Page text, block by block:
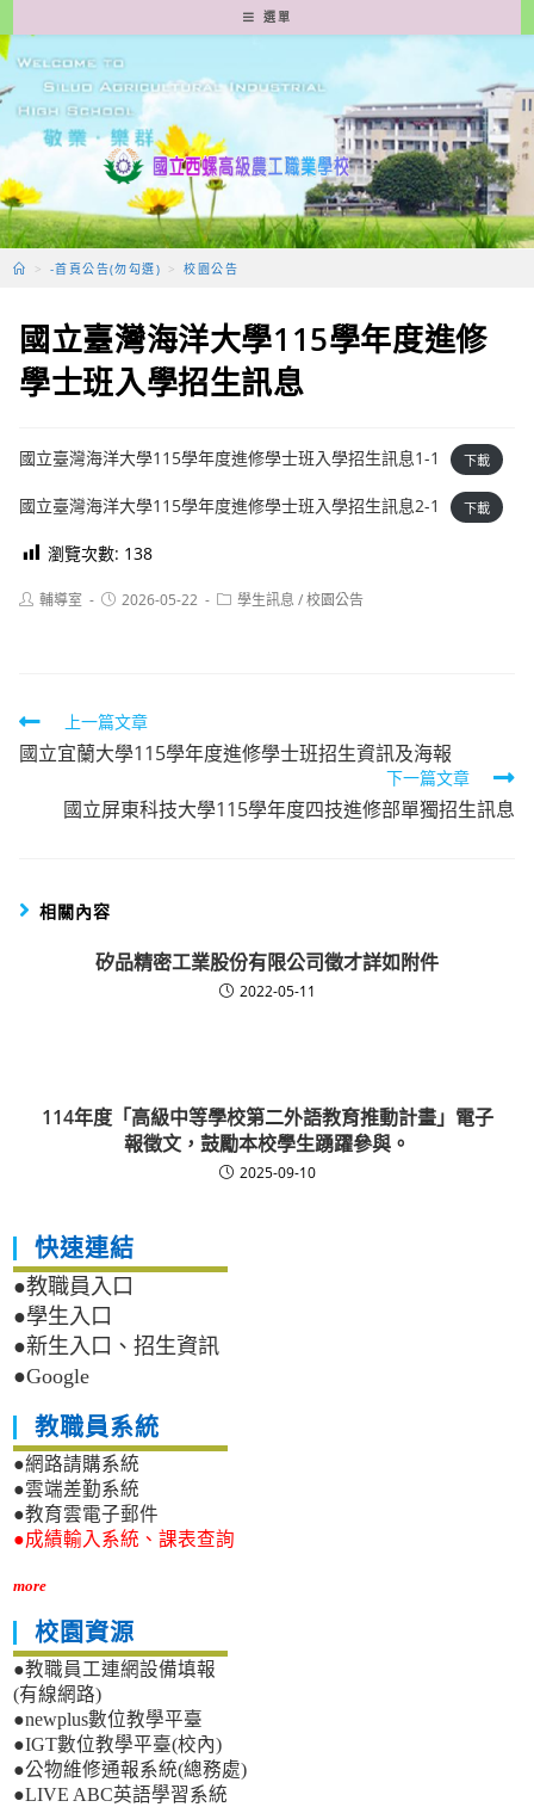
轉
至
要
容
選單
> -首頁公告(勿勾選) > 校園公告
國立臺灣海洋大學115學年度進修
學士班入學招生訊息
國立臺灣海洋大學115學年度進修學士班入學招生訊息1-1 下載
國立臺灣海洋大學115學年度進修學士班入學招生訊息2-1 下載
瀏覽次數: 138
Post輔導室
Post2026-05-22
Post學生訊息 /校園公告
Read
more
articles
上一篇文章
國立宜蘭大學115學年度進修學士班招生資訊及海報
下一篇文章
國立屏東科技大學115學年度四技進修部單獨招生訊息
相關內容
矽品精密工業股份有限公司徵才詳如附件
2022-05-11
114年度「高級中等學校第二外語教育推動計畫」電子
報徵文，鼓勵本校學生踴躍參與。
2025-09-10
快速連結
●教職員入口
●學生入口
●新生入口、招生資訊
●Google
教職員系統
●網路請購系統
●雲端差勤系統
●教育雲電子郵件
●成績輸入系統、課表查詢
more
校園資源
●教職員工連網設備填報
(有線網路)
●newplus數位教學平臺
●IGT數位教學平臺(校內)
●公物維修通報系統(總務處)
●LIVE ABC英語學習系統